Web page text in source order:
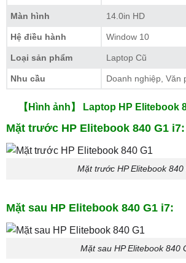
Màn hình 14.0in HD
Hệ điều hành Window 10
Loại sản phẩm Laptop Cũ
Nhu cầu Doanh nghiệp, Văn
【Hình ảnh】 Laptop HP Elitebook
Mặt trước HP Elitebook 840 G1 i7:
Mặt trước HP Elitebook 840
Mặt sau HP Elitebook 840 G1 i7:
Mặt sau HP Elitebook 840